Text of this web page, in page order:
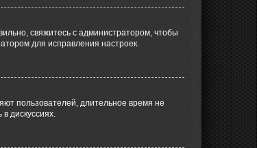
свяжитесь с администратором, чтобы
для исправления настроек.
пользователей, длительное время не
дискуссиях.